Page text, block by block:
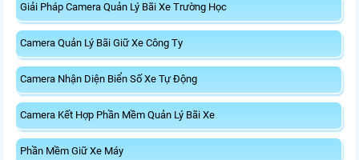
Giải Pháp Camera Quản Lý Bãi Xe Trường Học
Camera Quản Lý Bãi Giữ Xe Công Ty
Camera Nhận Diện Biển Số Xe Tự Động
Camera Kết Hợp Phần Mềm Quản Lý Bãi Xe
Phần Mềm Giữ Xe Máy